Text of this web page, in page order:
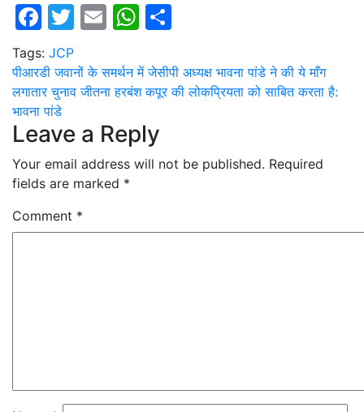
Facebook
Twitter
EmailWhatsApp
Tags: JCP
Post
navigation
पीआरडी जवानों के समर्थन में जेसीपी अध्यक्ष भावना पांडे ने की ये माँग
लगातार चुनाव जीतना हरबंश कपूर की लोकप्रियता को साबित करता है:
भावना पांडे
Leave a Reply
Your email address will not be published. Required
fields are marked *
Comment *